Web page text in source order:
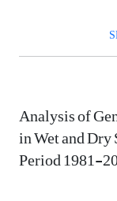
Analysis of
in Wet and
Period 1981-